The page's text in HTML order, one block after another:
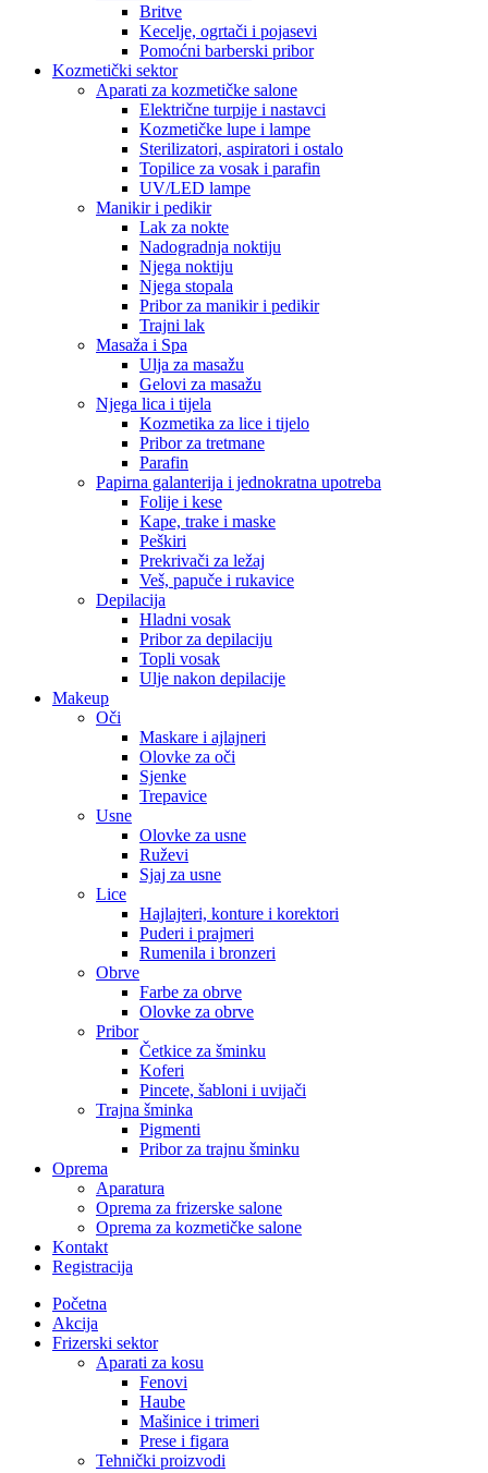
Britve
Kecelje, ogrtači i pojasevi
Pomoćni barberski pribor
Kozmetički sektor
Aparati za kozmetičke salone
Električne turpije i nastavci
Kozmetičke lupe i lampe
Sterilizatori, aspiratori i ostalo
Topilice za vosak i parafin
UV/LED lampe
Manikir i pedikir
Lak za nokte
Nadogradnja noktiju
Njega noktiju
Njega stopala
Pribor za manikir i pedikir
Trajni lak
Masaža i Spa
Ulja za masažu
Gelovi za masažu
Njega lica i tijela
Kozmetika za lice i tijelo
Pribor za tretmane
Parafin
Papirna galanterija i jednokratna upotreba
Folije i kese
Kape, trake i maske
Peškiri
Prekrivači za ležaj
Veš, papuče i rukavice
Depilacija
Hladni vosak
Pribor za depilaciju
Topli vosak
Ulje nakon depilacije
Makeup
Oči
Maskare i ajlajneri
Olovke za oči
Sjenke
Trepavice
Usne
Olovke za usne
Ruževi
Sjaj za usne
Lice
Hajlajteri, konture i korektori
Puderi i prajmeri
Rumenila i bronzeri
Obrve
Farbe za obrve
Olovke za obrve
Pribor
Četkice za šminku
Koferi
Pincete, šabloni i uvijači
Trajna šminka
Pigmenti
Pribor za trajnu šminku
Oprema
Aparatura
Oprema za frizerske salone
Oprema za kozmetičke salone
Kontakt
Registracija
Početna
Akcija
Frizerski sektor
Aparati za kosu
Fenovi
Haube
Mašinice i trimeri
Prese i figara
Tehnički proizvodi